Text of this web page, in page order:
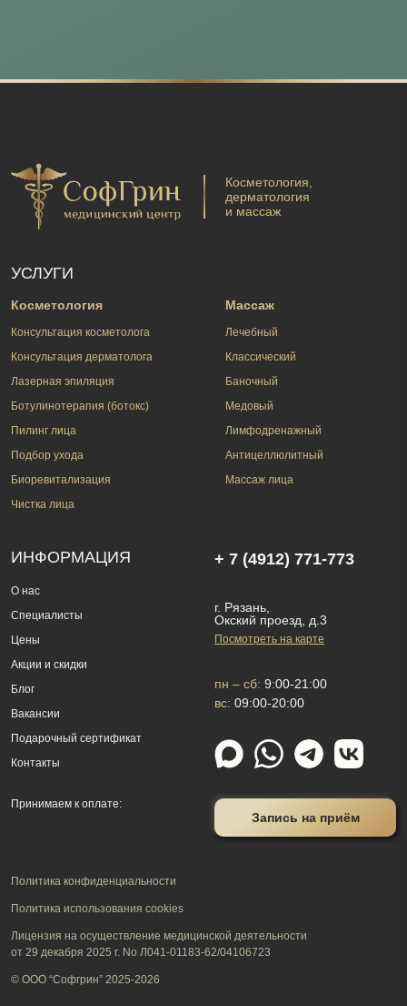
Косметология,
дерматология
и массаж
Политика конфиденциальности
Политика использования cookies
Лицензия на осуществление медицинской деятельности
от 29 декабря 2025 г. No Л041-01183-62/04106723
© ООО “Софгрин” 2025-2026
УСЛУГИ
Косметология
Консультация косметолога
Консультация дерматолога
Лазерная эпиляция
Ботулинотерапия (ботокс)
Пилинг лица
Подбор ухода
Биоревитализация
Чистка лица
Массаж
Лечебный
Классический
Баночный
Медовый
Лимфодренажный
Антицеллюлитный
Массаж лица
ИНФОРМАЦИЯ
О нас
Специалисты
Цены
Акции и скидки
Блог
Вакансии
Подарочный сертификат
Контакты
Принимаем к оплате:
+ 7 (4912) 771-773
г. Рязань,
Окский проезд, д.3
Посмотреть на карте
пн – сб: 9:00-21:00
вс: 09:00-20:00
Запись на приём